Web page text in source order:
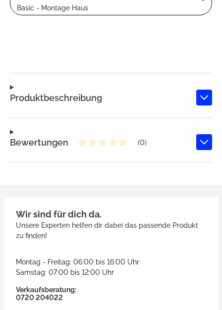
Basic - Montage Haus
Produktbeschreibung
Bewertungen
(0)
Wir sind für dich da.
Unsere Experten helfen dir dabei das passende Produkt
zu finden!
Montag - Freitag: 06:00 bis 16:00 Uhr
Samstag: 07:00 bis 12:00 Uhr
Verkaufsberatung:
0720 204022